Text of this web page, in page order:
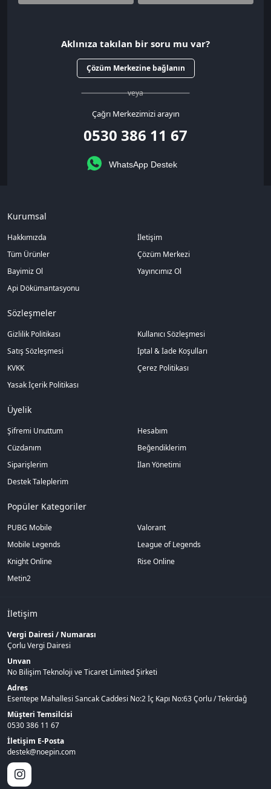
Aklınıza takılan bir soru mu var?
Çözüm Merkezine bağlanın
veya
Çağrı Merkezimizi arayın
0530 386 11 67
WhatsApp Destek
Kurumsal
Hakkımızda
İletişim
Tüm Ürünler
Çözüm Merkezi
Bayimiz Ol
Yayıncımız Ol
Api Dökümantasyonu
Sözleşmeler
Gizlilik Politikası
Kullanıcı Sözleşmesi
Satış Sözleşmesi
İptal & İade Koşulları
KVKK
Çerez Politikası
Yasak İçerik Politikası
Üyelik
Şifremi Unuttum
Hesabım
Cüzdanım
Beğendiklerim
Siparişlerim
İlan Yönetimi
Destek Taleplerim
Popüler Kategoriler
PUBG Mobile
Valorant
Mobile Legends
League of Legends
Knight Online
Rise Online
Metin2
İletişim
Vergi Dairesi / Numarası
Çorlu Vergi Dairesi
Unvan
No Bilişim Teknoloji ve Ticaret Limited Şirketi
Adres
Esentepe Mahallesi Sancak Caddesi No:2 İç Kapı No:63 Çorlu / Tekirdağ
Müşteri Temsilcisi
0530 386 11 67
İletişim E-Posta
destek@noepin.com